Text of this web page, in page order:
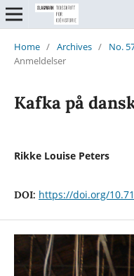
Home / Archives / No.
Anmeldelser
Kafka på
Rikke Louise Peters
DOI: https://doi.org/